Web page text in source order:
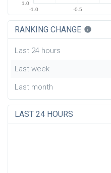
-1.0 -0.5
1.0
RANKING CHANGE info
Last 24 hours
Last week
Last month
LAST 24 HOURS